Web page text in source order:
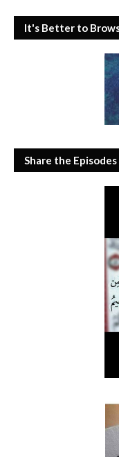
It's Better to
Share the